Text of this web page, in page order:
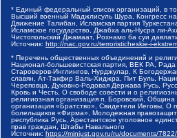
* Единый федеральный список организаций, в
Высший военный Маджлисуль Шура, Конгресс
Движение Талибан, Исламская партия
Исламское государство, Джабха аль-Нусра
Чистопольский Джамаат, Рохнамо ба суи
Источник: http://nac.gov.ru/terroristicheskie-i-
* Перечень общественных объединений и
Национал-большевистская партия, ВЕК РА,
Староверов-Инглингов, Нурджулар, К
славян, Ат-Такфир Валь-Хиджра, Пит Буль,
Череповца, Духовно-Родовая Держава Русь,
Кровь и Честь, О свободе совести и о
религиозная организация п. Боровский,
организация «Братство», Свидетели Иеговы, О
болельщиков «Фирма», Молодежная
республика Русь, Арестантское уголовное
прав граждан, Штабы Навального
Источник: https://minjust.gov.ru/ru/documents/7822/